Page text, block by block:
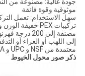
موثوقية وقوة فائقة
سهل الاستخدام: تعمل
تركيبات PEX خفيفة الوزن وسهلة التركيب ولا تحتاج إلى صيانة
إلى اللهب أو الغراء أو
معتمدة من NSF و UPC و CSA ومصنعة وفقًا لمعيار ASTM F1808
ذكر صور محول الخيوط